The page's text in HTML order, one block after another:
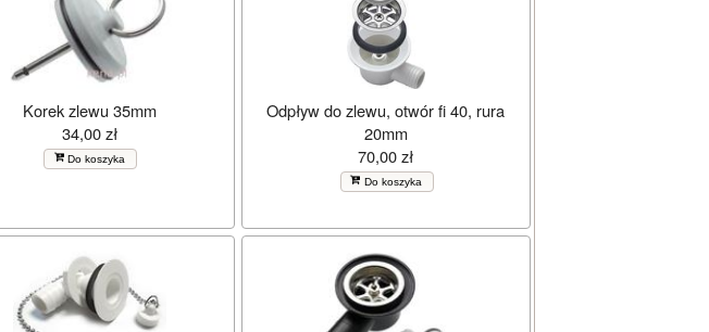
Korek zlewu 35mm
34,00 zł
Do koszyka
Odpływ do zlewu, otwór fi 40, rura
20mm
70,00 zł
Do koszyka